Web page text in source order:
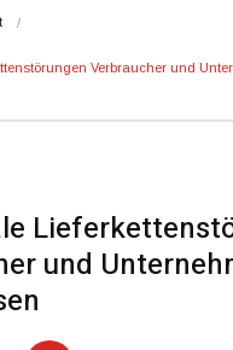
Verbraucher und
und